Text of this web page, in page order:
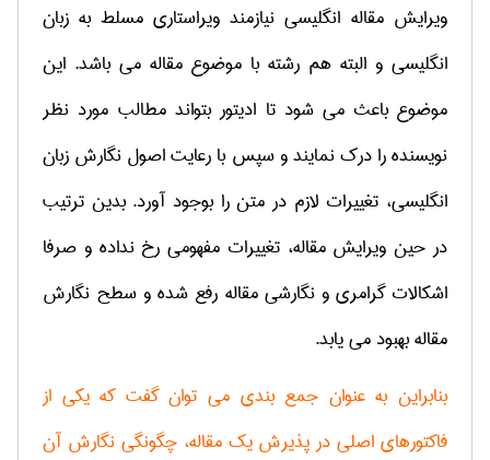
ویرایش مقاله انگلیسی نیازمند ویراستاری مسلط به زبان
انگلیسی و البته هم رشته با موضوع مقاله می باشد. این
موضوع باعث می شود تا ادیتور بتواند مطالب مورد نظر
نویسنده را درک نمایند و سپس با رعایت اصول نگارش زبان
انگلیسی، تغییرات لازم در متن را بوجود آورد. بدین ترتیب
در حین ویرایش مقاله، تغییرات مفهومی رخ نداده و صرفا
اشکالات گرامری و نگارشی مقاله رفع شده و سطح نگارش
مقاله بهبود می یابد.
بنابراین به عنوان جمع بندی می توان گفت که یکی از
فاکتورهای اصلی در پذیرش یک مقاله، چگونگی نگارش آن